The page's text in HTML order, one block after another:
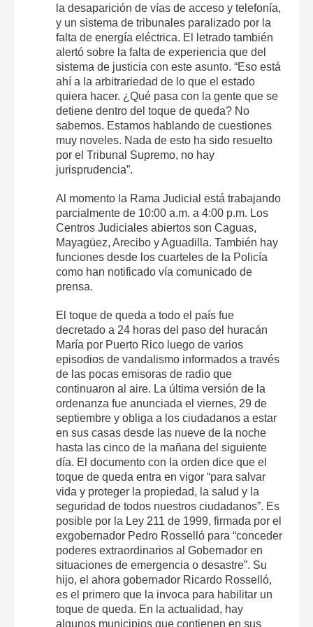
la desaparición de vías de acceso y telefonía,
y un sistema de tribunales paralizado por la
falta de energía eléctrica. El letrado también
alertó sobre la falta de experiencia que del
sistema de justicia con este asunto. “Eso está
ahí a la arbitrariedad de lo que el estado
quiera hacer. ¿Qué pasa con la gente que se
detiene dentro del toque de queda? No
sabemos. Estamos hablando de cuestiones
muy noveles. Nada de esto ha sido resuelto
por el Tribunal Supremo, no hay
jurisprudencia”.
Al momento la Rama Judicial está trabajando
parcialmente de 10:00 a.m. a 4:00 p.m. Los
Centros Judiciales abiertos son Caguas,
Mayagüez, Arecibo y Aguadilla. También hay
funciones desde los cuarteles de la Policía
como han notificado vía comunicado de
prensa.
El toque de queda a todo el país fue
decretado a 24 horas del paso del huracán
María por Puerto Rico luego de varios
episodios de vandalismo informados a través
de las pocas emisoras de radio que
continuaron al aire. La última versión de la
ordenanza fue anunciada el viernes, 29 de
septiembre y obliga a los ciudadanos a estar
en sus casas desde las nueve de la noche
hasta las cinco de la mañana del siguiente
día. El documento con la orden dice que el
toque de queda entra en vigor “para salvar
vida y proteger la propiedad, la salud y la
seguridad de todos nuestros ciudadanos”. Es
posible por la Ley 211 de 1999, firmada por el
exgobernador Pedro Rosselló para “conceder
poderes extraordinarios al Gobernador en
situaciones de emergencia o desastre”. Su
hijo, el ahora gobernador Ricardo Rosselló,
es el primero que la invoca para habilitar un
toque de queda. En la actualidad, hay
algunos municipios que contienen en sus